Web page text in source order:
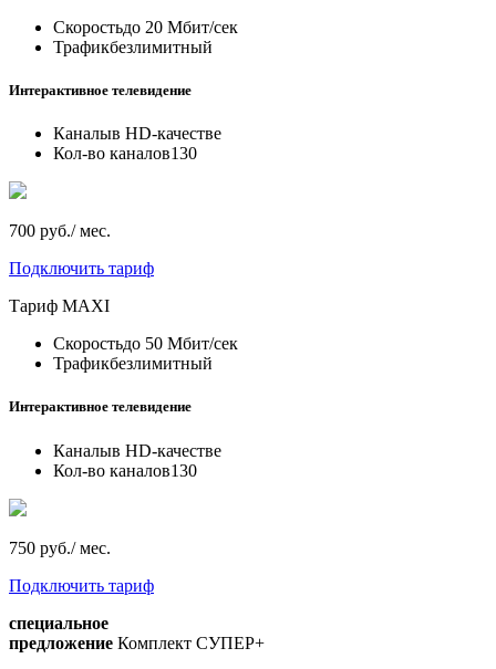
Скоростьдо 20 Мбит/сек
Трафикбезлимитный
Интерактивное телевидение
Каналыв HD-качестве
Кол-во каналов130
700 руб./ мес.
Подключить тариф
Тариф MAXI
Скоростьдо 50 Мбит/сек
Трафикбезлимитный
Интерактивное телевидение
Каналыв HD-качестве
Кол-во каналов130
750 руб./ мес.
Подключить тариф
специальное
предложение Комплект СУПЕР+